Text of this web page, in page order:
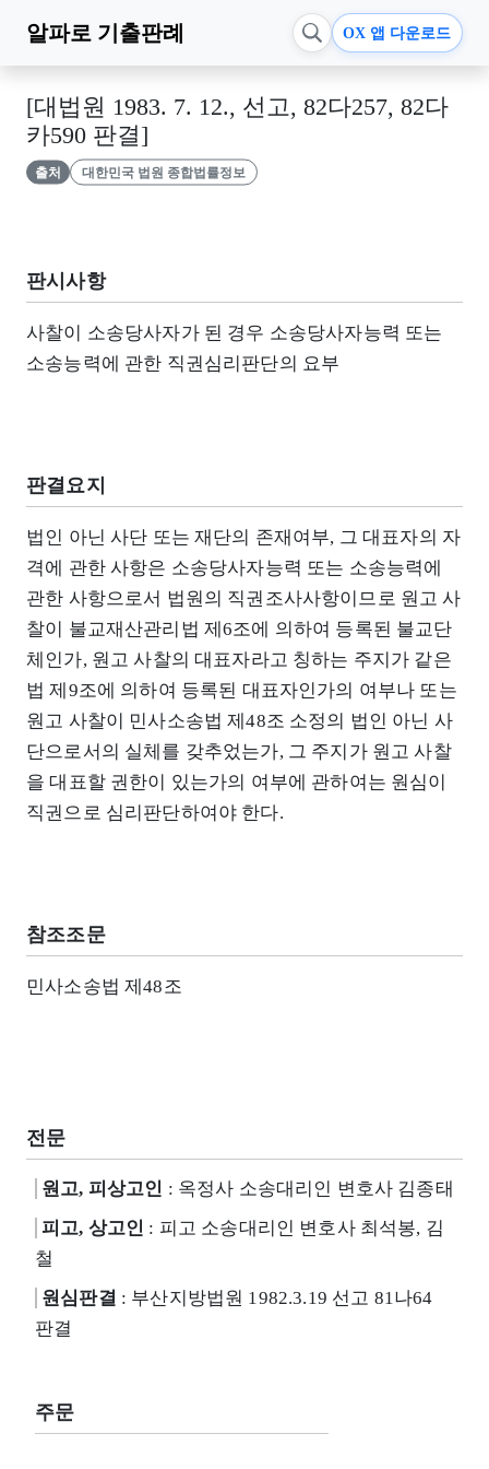
알파로 기출판례 OX 앱 다운로드
[대법원 1983. 7. 12., 선고, 82다257, 82다
카590 판결]
출처 대한민국 법원 종합법률정보
판시사항
사찰이 소송당사자가 된 경우 소송당사자능력 또는
소송능력에 관한 직권심리판단의 요부
판결요지
법인 아닌 사단 또는 재단의 존재여부, 그 대표자의 자
격에 관한 사항은 소송당사자능력 또는 소송능력에
관한 사항으로서 법원의 직권조사사항이므로 원고 사
찰이 불교재산관리법 제6조에 의하여 등록된 불교단
체인가, 원고 사찰의 대표자라고 칭하는 주지가 같은
법 제9조에 의하여 등록된 대표자인가의 여부나 또는
원고 사찰이 민사소송법 제48조 소정의 법인 아닌 사
단으로서의 실체를 갖추었는가, 그 주지가 원고 사찰
을 대표할 권한이 있는가의 여부에 관하여는 원심이
직권으로 심리판단하여야 한다.
참조조문
민사소송법 제48조
전문
원고, 피상고인 : 옥정사 소송대리인 변호사 김종태
피고, 상고인 : 피고 소송대리인 변호사 최석봉, 김
철
원심판결 : 부산지방법원 1982.3.19 선고 81나64
판결
주문